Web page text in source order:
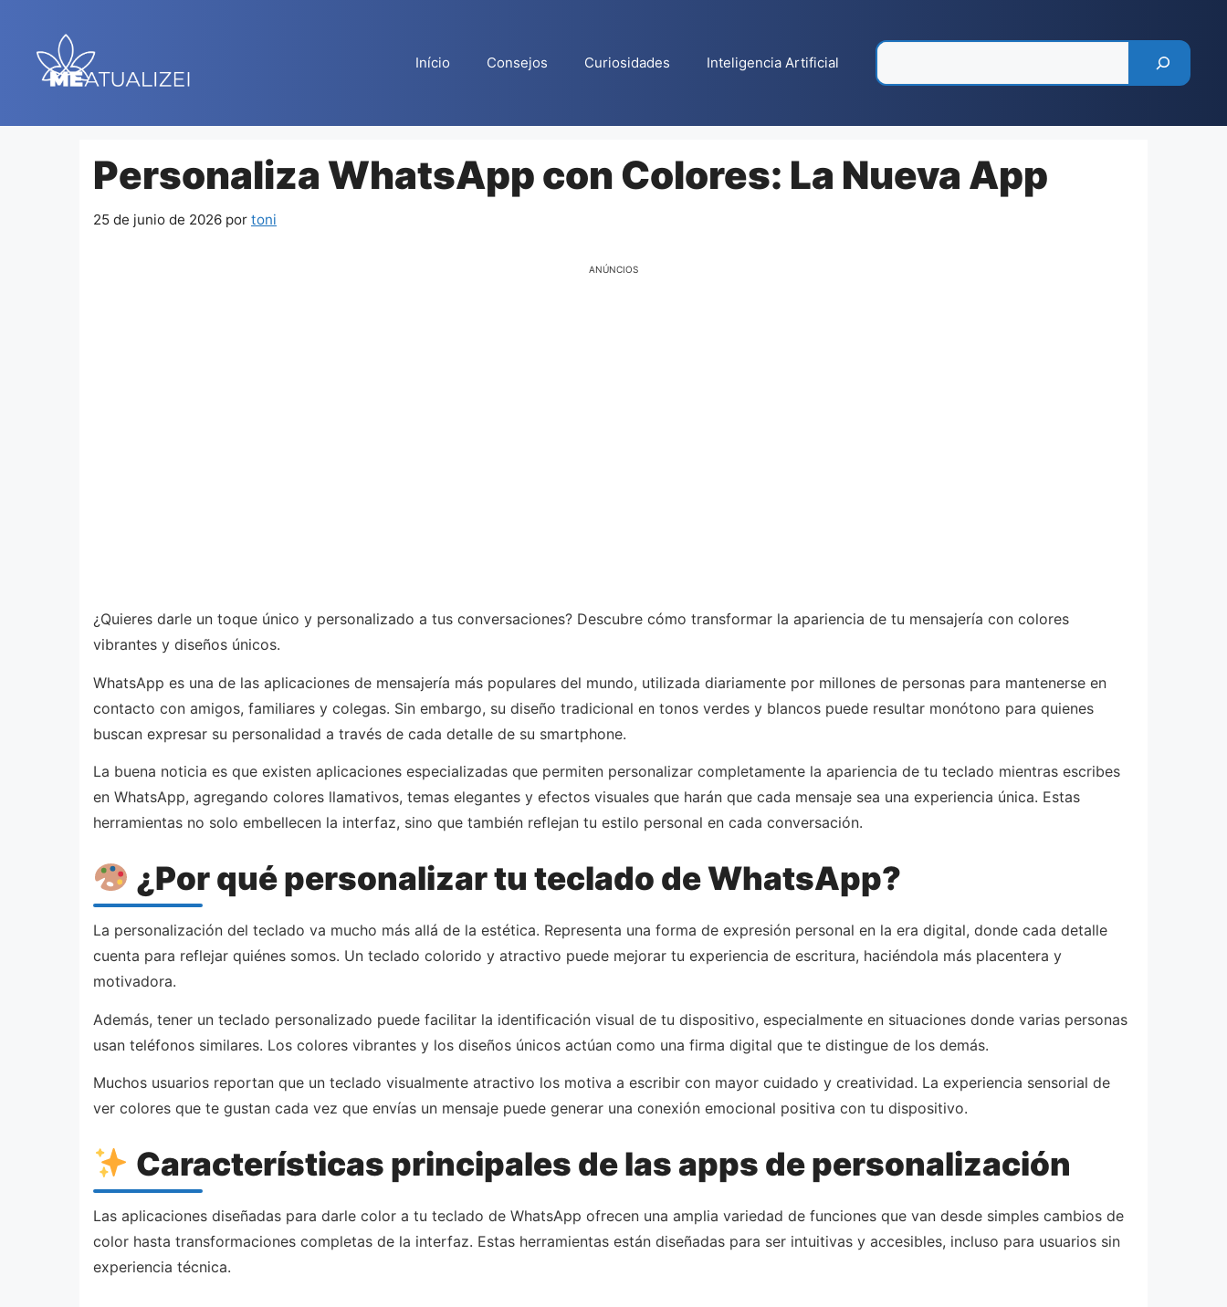
contenido
Início Consejos Curiosidades Inteligencia Artificial
Personaliza WhatsApp con Colores: La Nueva App
25 de junio de 2026 por toni
ANÚNCIOS
¿Quieres darle un toque único y personalizado a tus conversaciones? Descubre cómo transformar la apariencia de tu mensajería con colores
vibrantes y diseños únicos.
WhatsApp es una de las aplicaciones de mensajería más populares del mundo, utilizada diariamente por millones de personas para mantenerse en
contacto con amigos, familiares y colegas. Sin embargo, su diseño tradicional en tonos verdes y blancos puede resultar monótono para quienes
buscan expresar su personalidad a través de cada detalle de su smartphone.
La buena noticia es que existen aplicaciones especializadas que permiten personalizar completamente la apariencia de tu teclado mientras escribes
en WhatsApp, agregando colores llamativos, temas elegantes y efectos visuales que harán que cada mensaje sea una experiencia única. Estas
herramientas no solo embellecen la interfaz, sino que también reflejan tu estilo personal en cada conversación.
¿Por qué personalizar tu teclado de WhatsApp?
La personalización del teclado va mucho más allá de la estética. Representa una forma de expresión personal en la era digital, donde cada detalle
cuenta para reflejar quiénes somos. Un teclado colorido y atractivo puede mejorar tu experiencia de escritura, haciéndola más placentera y
motivadora.
Además, tener un teclado personalizado puede facilitar la identificación visual de tu dispositivo, especialmente en situaciones donde varias personas
usan teléfonos similares. Los colores vibrantes y los diseños únicos actúan como una firma digital que te distingue de los demás.
Muchos usuarios reportan que un teclado visualmente atractivo los motiva a escribir con mayor cuidado y creatividad. La experiencia sensorial de
ver colores que te gustan cada vez que envías un mensaje puede generar una conexión emocional positiva con tu dispositivo.
Características principales de las apps de personalización
Las aplicaciones diseñadas para darle color a tu teclado de WhatsApp ofrecen una amplia variedad de funciones que van desde simples cambios de
color hasta transformaciones completas de la interfaz. Estas herramientas están diseñadas para ser intuitivas y accesibles, incluso para usuarios sin
experiencia técnica.